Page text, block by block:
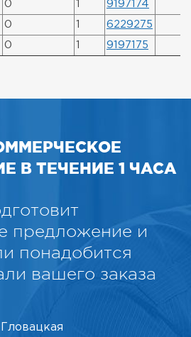
0 1 9197174
0 1 6229275
0 1 9197175
В ТЕЧЕНИЕ 1 ЧАСА
предложение и
понадобится
вашего заказа